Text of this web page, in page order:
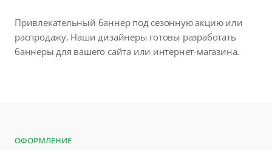
Привлекательный баннер под сезонную акцию или
распродажу. Наши дизайнеры готовы разработать
баннеры для вашего сайта или интернет-магазина.
ОФОРМЛЕНИЕ